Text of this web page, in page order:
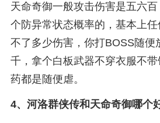
天命奇御一般攻击伤害是五六
个防异常状态概率的，基本上
不了多少伤害，你打BOSS随便
千，拿个白板武器不穿衣服不
药都是随便虐。
4、 河洛群侠传和天命奇御哪个